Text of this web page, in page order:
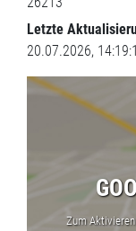
Letzte
20.07.2026,
Zum